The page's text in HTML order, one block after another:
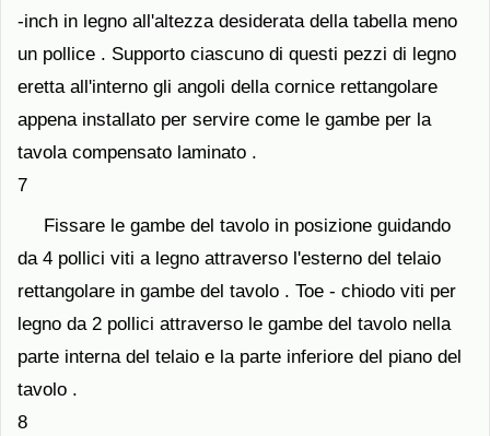
-inch in legno all'altezza desiderata della tabella meno
un pollice . Supporto ciascuno di questi pezzi di legno
eretta all'interno gli angoli della cornice rettangolare
appena installato per servire come le gambe per la
tavola compensato laminato .
7
Fissare le gambe del tavolo in posizione guidando
da 4 pollici viti a legno attraverso l'esterno del telaio
rettangolare in gambe del tavolo . Toe - chiodo viti per
legno da 2 pollici attraverso le gambe del tavolo nella
parte interna del telaio e la parte inferiore del piano del
tavolo .
8